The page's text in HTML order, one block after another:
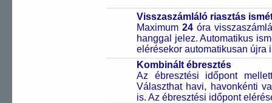
Visszaszámláló riasztás
Maximum24 óra
hanggal jelez. Automatikus
elérésekor automatikusan újra
Kombinált ébresztés
Az ébresztési időpont
Választhat havi, havonkénti
is. Az ébresztési időpont